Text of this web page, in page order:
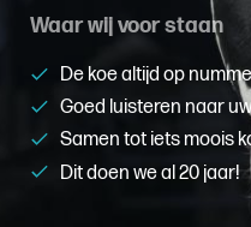
Waar wij voor staan
De koe altijd op
Goed luisteren naar
Samen tot iets moois
Dit doen we al 20 jaar!